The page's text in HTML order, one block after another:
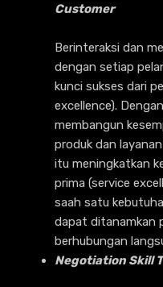
Customer
Berinteraksi dan
dengan setiap
kunci sukses dari
excellence).
membangun
produk dan
itu meningkatkan
prima (service
saah satu
dapat ditanamkan
berhubungan
Negotiation Skill